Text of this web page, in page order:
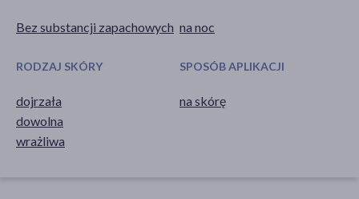
Bez substancji zapachowych na noc
RODZAJ SKÓRY
dojrzała
dowolna
wrażliwa
SPOSÓB APLIKACJI
na skórę